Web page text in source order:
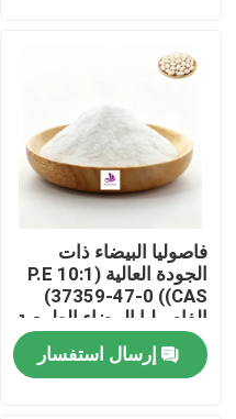
أشرطة فيديو
معلومات عنا
جولة في المعمل
رقابة جودة
فاصوليا البيضاء ذات
الجودة العالية (P.E 10:1
CAS)) 37359-47-0)
الفاصوليا البيضاء الطبيعية
(P.E) مسحوق
إرسال استفسار